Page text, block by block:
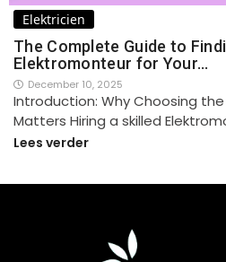
Elektricien
The Complete Guide to
Elektromonteur for Your…
December 10, 2025
Introduction: Why Choosing
Matters Hiring a skilled
Lees verder